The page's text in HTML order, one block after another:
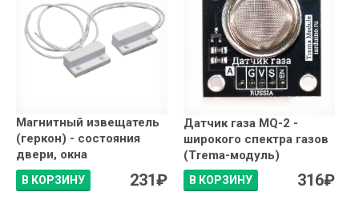
Магнитный извещатель
(геркон) - состояния
двери, окна
В КОРЗИНУ 231₽
Датчик газа MQ-2 -
широкого спектра газов
(Trema-модуль)
В КОРЗИНУ 316₽